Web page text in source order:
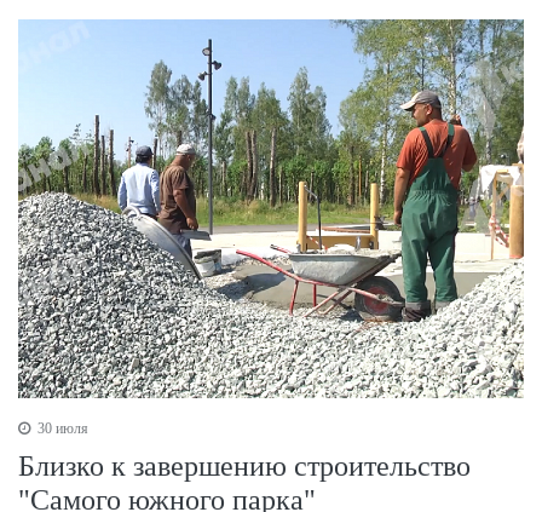
30 июля
Близко к завершению строительство
"Самого южного парка"